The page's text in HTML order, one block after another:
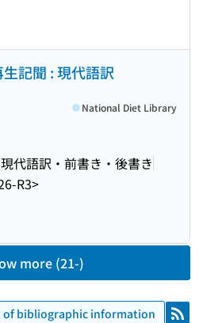
記聞 : 現代語訳
代語訳・前書き・後書き
R3>
National Diet Library
more (21-)
of bibliographic information